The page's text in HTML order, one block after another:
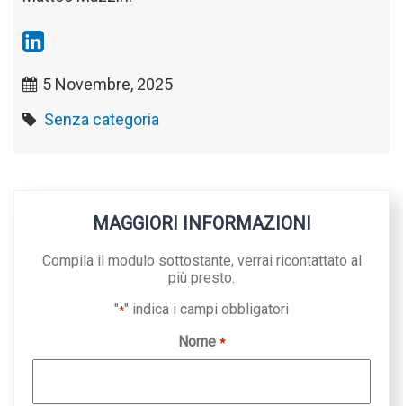
5 Novembre, 2025
Senza categoria
MAGGIORI INFORMAZIONI
Compila il modulo sottostante, verrai ricontattato al
più presto.
"*" indica i campi obbligatori
Nome *